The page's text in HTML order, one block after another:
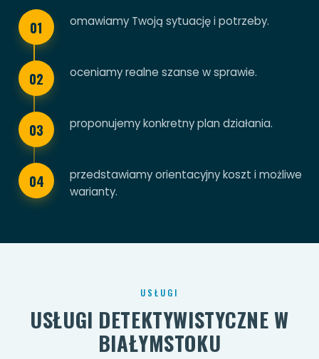
01 omawiamy Twoją sytuację i potrzeby.
02 oceniamy realne szanse w sprawie.
03 proponujemy konkretny plan działania.
04
przedstawiamy orientacyjny koszt i możliwe
warianty.
USŁUGI
USŁUGI DETEKTYWISTYCZNE W
BIAŁYMSTOKU